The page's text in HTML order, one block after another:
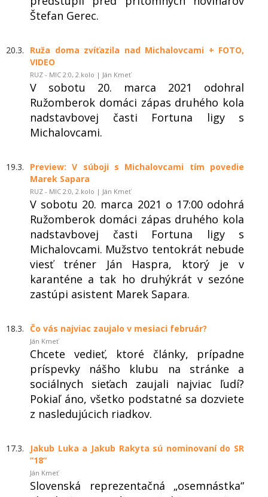
Štefan Gerec.
20.3.
Ruža doma zvíťazila nad Michalovcami + FOTO,
VIDEO
RUZ - MIC 2:0, 2.kolo | Ján Kmeť
V sobotu 20. marca 2021 odohral
Ružomberok domáci zápas druhého kola
nadstavbovej časti Fortuna ligy s
Michalovcami.
19.3.
Preview: V súboji s Michalovcami tím povedie
Marek Sapara
RUZ - MIC 2:0, 2.kolo | Ján Kmeť
V sobotu 20. marca 2021 o 17:00 odohrá
Ružomberok domáci zápas druhého kola
nadstavbovej časti Fortuna ligy s
Michalovcami. Mužstvo tentokrát nebude
viesť tréner Ján Haspra, ktorý je v
karanténe a tak ho druhýkrát v sezóne
zastúpi asistent Marek Sapara.
18.3. Čo vás najviac zaujalo v mesiaci február?
Ján Kmeť
Chcete vedieť, ktoré články, prípadne
príspevky nášho klubu na stránke a
sociálnych sieťach zaujali najviac ľudí?
Pokiaľ áno, všetko podstatné sa dozviete
z nasledujúcich riadkov.
17.3.
Jakub Luka a Jakub Rakyta sú nominovaní do SR
“18“
Ján Kmeť
Slovenská reprezentačná „osemnástka“